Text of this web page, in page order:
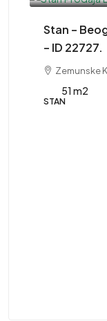
Stan –
– ID 22727.
Zemunske
51 m2
STAN